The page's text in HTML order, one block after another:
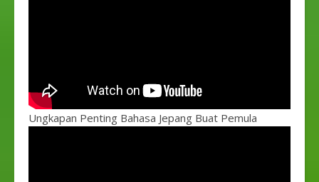
Ungkapan Penting Bahasa Jepang Buat Pemula